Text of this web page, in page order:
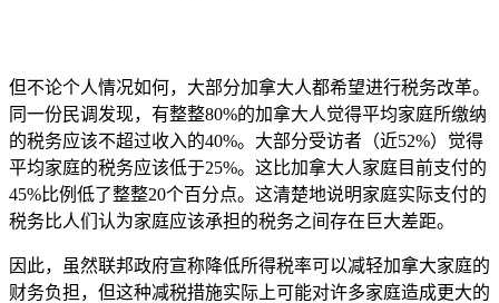
但不论个人情况如何，大部分加拿大人都希望进行税务改革。
同一份民调发现，有整整80%的加拿大人觉得平均家庭所缴纳
的税务应该不超过收入的40%。大部分受访者（近52%）觉得
平均家庭的税务应该低于25%。这比加拿大人家庭目前支付的
45%比例低了整整20个百分点。这清楚地说明家庭实际支付的
税务比人们认为家庭应该承担的税务之间存在巨大差距。
因此，虽然联邦政府宣称降低所得税率可以减轻加拿大家庭的
财务负担，但这种减税措施实际上可能对许多家庭造成更大的